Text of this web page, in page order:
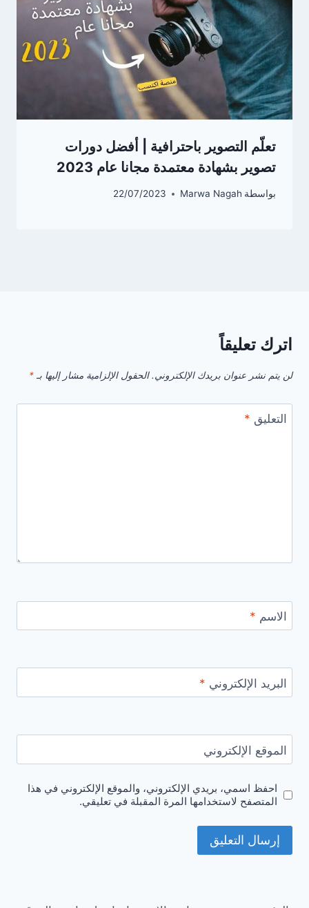
تعلّم التصوير باحترافية | أفضل دورات
تصوير بشهادة معتمدة مجانا عام 2023
بواسطة Marwa Nagah
22/07/2023
اترك تعليقاً
لن يتم نشر عنوان بريدك الإلكتروني. الحقول الإلزامية مشار إليها بـ *
التعليق *
الاسم *
البريد الإلكتروني *
الموقع الإلكتروني
احفظ اسمي، بريدي الإلكتروني، والموقع الإلكتروني في هذا
المتصفح لاستخدامها المرة المقبلة في تعليقي.